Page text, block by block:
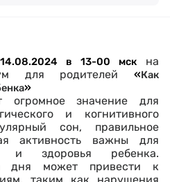
14.08.2024 в 13-00 мск
на
для родителей «Как
»
значение для
и когнитивного
сон, правильное
активность важны для
и здоровья ребенка.
дня может привести к